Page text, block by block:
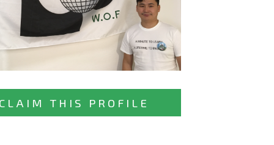
CLAIM THIS PROFILE